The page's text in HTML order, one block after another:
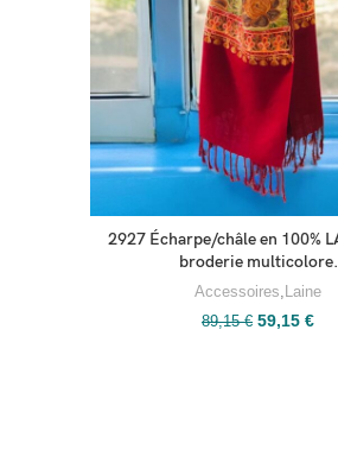
2927 Écharpe/châle en 100%
broderie multicolore.
Accessoires Laine
89,15€ 59,15 €